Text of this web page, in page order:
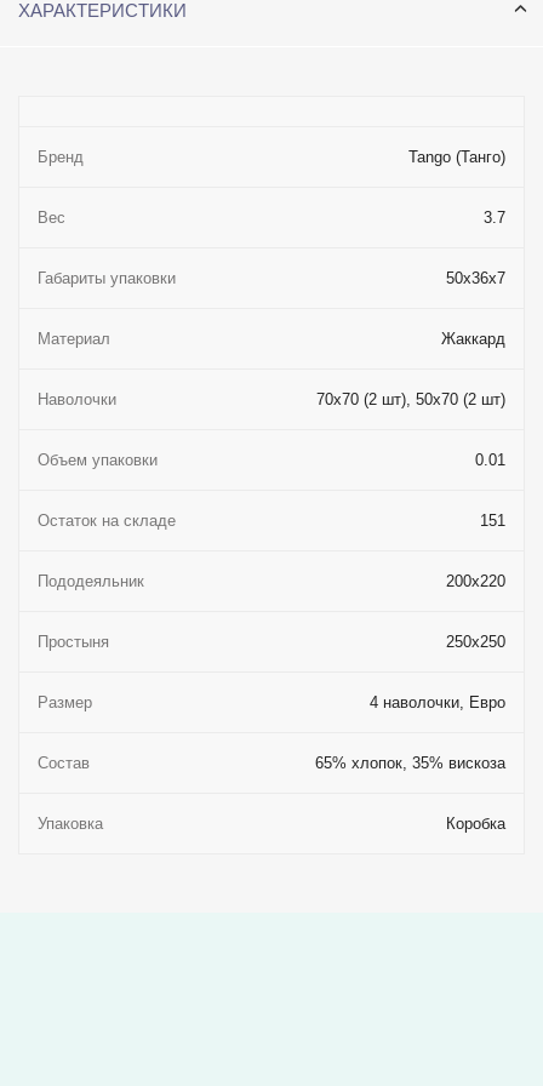
ХАРАКТЕРИСТИКИ
Бренд Tango (Танго)
Вес 3.7
Габариты упаковки 50x36x7
Материал Жаккард
Наволочки 70x70 (2 шт), 50x70 (2 шт)
Объем упаковки 0.01
Остаток на складе 151
Пододеяльник 200x220
Простыня 250x250
Размер 4 наволочки, Евро
Состав 65% хлопок, 35% вискоза
Упаковка Коробка